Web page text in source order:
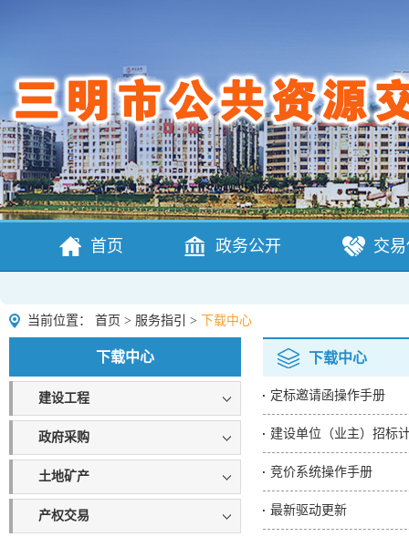
首页 政务公开 交
当前位置： 首页 > 服务指引 > 下载中心
下载中心
建设工程
政府采购
土地矿产
产权交易
下载中心
定标邀请函操作手册
建设单位（业主）招标
竞价系统操作手册
最新驱动更新